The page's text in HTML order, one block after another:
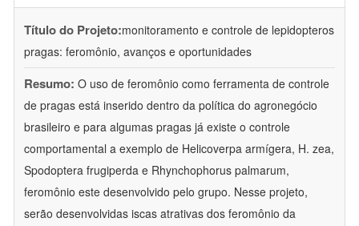
Título do Projeto:monitoramento e controle de lepidopteros
pragas: feromônio, avanços e oportunidades
Resumo: O uso de feromônio como ferramenta de controle
de pragas está inserido dentro da política do agronegócio
brasileiro e para algumas pragas já existe o controle
comportamental a exemplo de Helicoverpa armígera, H. zea,
Spodoptera frugiperda e Rhynchophorus palmarum,
feromônio este desenvolvido pelo grupo. Nesse projeto,
serão desenvolvidas iscas atrativas dos feromônio da